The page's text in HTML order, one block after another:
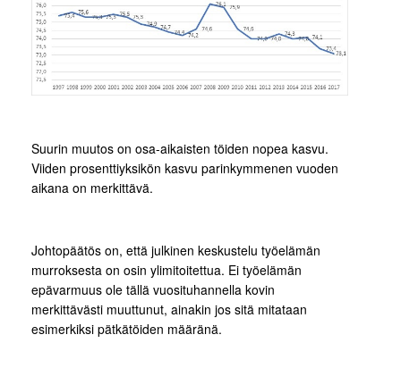
Suurin muutos on osa-aikaisten töiden nopea kasvu.
Viiden prosenttiyksikön kasvu parinkymmenen vuoden
aikana on merkittävä.
Johtopäätös on, että julkinen keskustelu työelämän
murroksesta on osin ylimitoitettua. Ei työelämän
epävarmuus ole tällä vuosituhannella kovin
merkittävästi muuttunut, ainakin jos sitä mitataan
esimerkiksi pätkätöiden määränä.